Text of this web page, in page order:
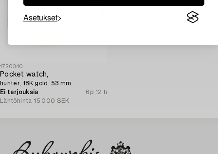
Asetukset
1720340
Pocket watch,
hunter, 18K gold, 53 mm.
Ei tarjouksia
6p 12 h
Lähtöhinta 15 000 SEK